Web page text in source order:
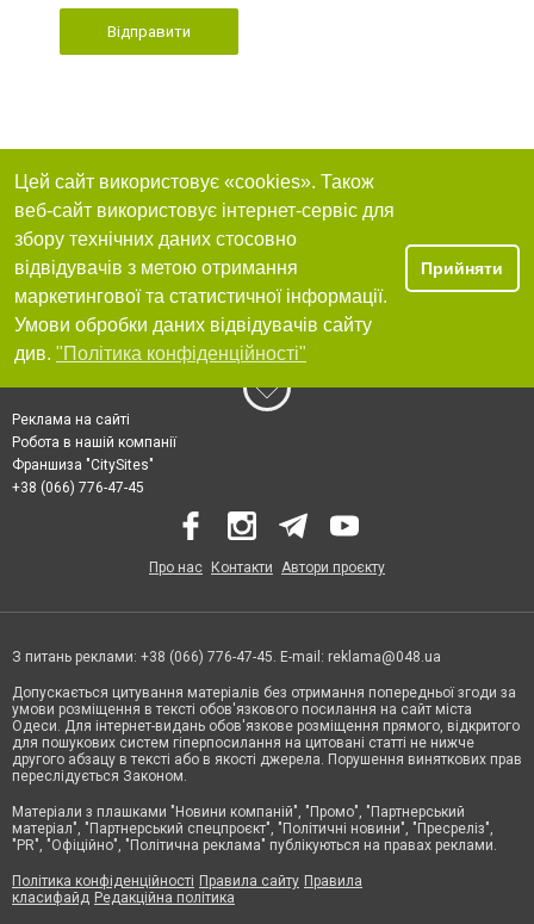
Відправити
Цей сайт використовує «cookies». Також
веб-сайт використовує інтернет-сервіс для
збору технічних даних стосовно
відвідувачів з метою отримання
маркетингової та статистичної інформації.
Умови обробки даних відвідувачів сайту
див. "Політика конфіденційності"
Прийняти
Реклама на сайті
Робота в нашій компанії
Франшиза "CitySites"
+38 (066) 776-47-45
Про нас Контакти Автори проєкту
З питань реклами: +38 (066) 776-47-45. E-mail: reklama@048.ua
Допускається цитування матеріалів без отримання попередньої згоди за
умови розміщення в тексті обов'язкового посилання на сайт міста
Одеси. Для інтернет-видань обов'язкове розміщення прямого, відкритого
для пошукових систем гіперпосилання на цитовані статті не нижче
другого абзацу в тексті або в якості джерела. Порушення виняткових прав
переслідується Законом.
Матеріали з плашками "Новини компаній", "Промо", "Партнерський
матеріал", "Партнерський спецпроєкт", "Політичні новини", "Пресреліз",
"PR", "Офіційно", "Політична реклама" публікуються на правах реклами.
Політика конфіденційності Правила сайту Правила
класифайд Редакційна політика